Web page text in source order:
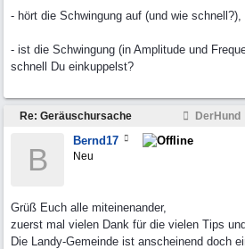
- hört die Schwingung auf (und wie
- ist die Schwingung (in Amplitude und
schnell Du einkuppelst?
Re: Geräuschursache DerHund
B
Bernd17
Neu
Grüß Euch alle miteinenander,
zuerst mal vielen Dank für die vielen Tips
Die Landy-Gemeinde ist anscheinend doch